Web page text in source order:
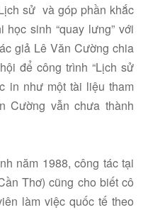
sử và góp phần khắc
sinh “quay lưng” với
giả Lê Văn Cường chia
để công trình “Lịch sử
in như một tài liệu tham
Cường vẫn chưa thành
năm 1988, công tác tại
Thơ) cũng cho biết cô
làm việc quốc tế theo